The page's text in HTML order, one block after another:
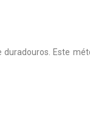
Este